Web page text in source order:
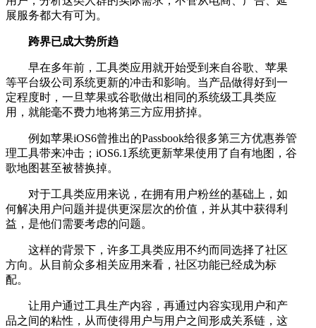
展服务都大有可为。
跨界已成大势所趋
早在多年前，工具类应用就开始受到来自谷歌、苹果
等平台级公司系统更新的冲击和影响。当产品做得好到一
定程度时，一旦苹果或谷歌做出相同的系统级工具类应
用，就能毫不费力地将第三方应用挤掉。
例如苹果iOS6曾推出的Passbook给很多第三方优惠券管
理工具带来冲击；iOS6.1系统更新苹果使用了自有地图，谷
歌地图甚至被替换掉。
对于工具类应用来说，在拥有用户粉丝的基础上，如
何解决用户问题并提供更深层次的价值，并从其中获得利
益，是他们需要考虑的问题。
这样的背景下，许多工具类应用不约而同选择了社区
方向。从目前众多相关应用来看，社区功能已经成为标
配。
让用户通过工具生产内容，再通过内容实现用户和产
品之间的粘性，从而使得用户与用户之间形成关系链，这